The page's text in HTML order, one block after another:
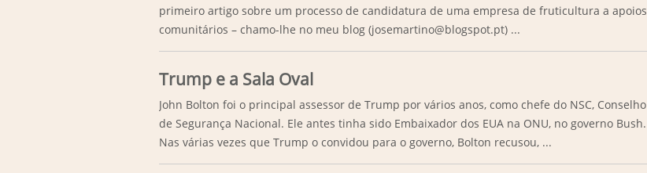
primeiro artigo sobre um processo de candidatura de uma empresa de fruticultura a apoios
comunitários – chamo-lhe no meu blog (josemartino@blogspot.pt) ...
Trump e a Sala Oval
John Bolton foi o principal assessor de Trump por vários anos, como chefe do NSC, Conselho
de Segurança Nacional. Ele antes tinha sido Embaixador dos EUA na ONU, no governo Bush.
Nas várias vezes que Trump o convidou para o governo, Bolton recusou, ...